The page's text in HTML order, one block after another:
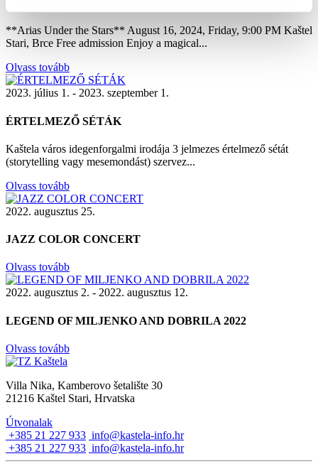
Arias Under the Stars
**Arias Under the Stars** August 16, 2024, Friday, 9:00 PM Kaštel
Stari, Brce Free admission Enjoy a magical...
Olvass tovább
2023. július 1. - 2023. szeptember 1.
ÉRTELMEZŐ SÉTÁK
Kaštela város idegenforgalmi irodája 3 jelmezes értelmező sétát
(storytelling vagy mesemondást) szervez...
Olvass tovább
2022. augusztus 25.
JAZZ COLOR CONCERT
Olvass tovább
2022. augusztus 2. - 2022. augusztus 12.
LEGEND OF MILJENKO AND DOBRILA 2022
Olvass tovább
Villa Nika, Kamberovo šetalište 30
21216 Kaštel Stari, Hrvatska
Útvonalak
+385 21 227 933 info@kastela-info.hr
+385 21 227 933 info@kastela-info.hr